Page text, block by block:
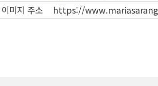
이미지 주소
https://